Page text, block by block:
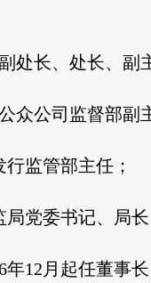
处长、处长、副
众公司监督部副
监管部主任；
党委书记、局长
12月起任董事长